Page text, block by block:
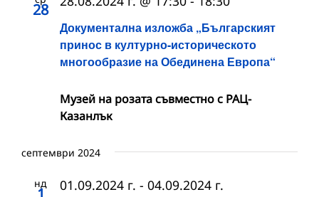
28
Документална изложба „Българският
принос в културно-историческото
многообразие на Обединена Европа“
Музей на розата съвместно с РАЦ-
Казанлък
септември 2024
нд 01.09.2024 г. - 04.09.2024 г.